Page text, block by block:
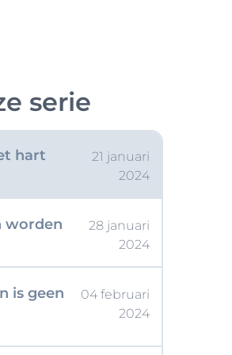
serie
hart
21 januari
2024
worden
28 januari
2024
is geen
04 februari
2024